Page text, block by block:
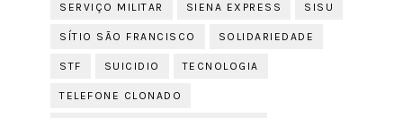
SERVIÇO MILITAR SIENA EXPRESS SISU
SÍTIO SÃO FRANCISCO SOLIDARIEDADE
STF SUICIDIO TECNOLOGIA
TELEFONE CLONADO